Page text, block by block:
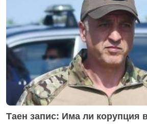
Таен запис: Има ли корупция